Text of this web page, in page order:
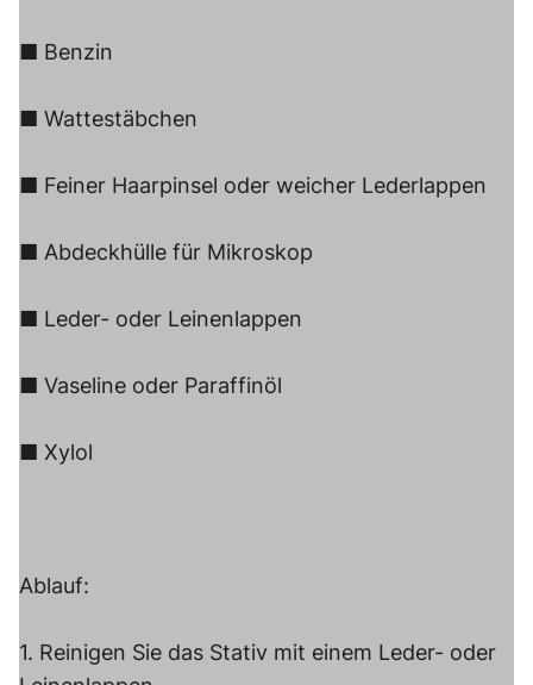
■ Benzin
■ Wattestäbchen
■ Feiner Haarpinsel oder weicher Lederlappen
■ Abdeckhülle für Mikroskop
■ Leder- oder Leinenlappen
■ Vaseline oder Paraffinöl
■ Xylol
Ablauf:
1. Reinigen Sie das Stativ mit einem Leder- oder